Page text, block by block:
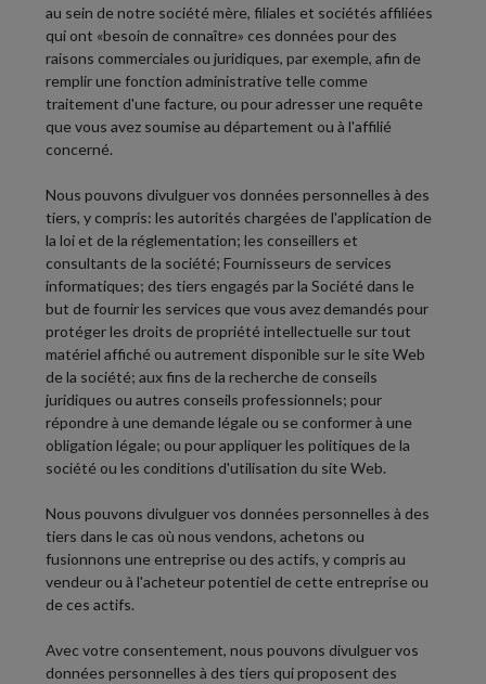
au sein de notre société mère, filiales et sociétés affiliées
qui ont «besoin de connaître» ces données pour des
raisons commerciales ou juridiques, par exemple, afin de
remplir une fonction administrative telle comme
traitement d'une facture, ou pour adresser une requête
que vous avez soumise au département ou à l'affilié
concerné.
Nous pouvons divulguer vos données personnelles à des
tiers, y compris: les autorités chargées de l'application de
la loi et de la réglementation; les conseillers et
consultants de la société; Fournisseurs de services
informatiques; des tiers engagés par la Société dans le
but de fournir les services que vous avez demandés pour
protéger les droits de propriété intellectuelle sur tout
matériel affiché ou autrement disponible sur le site Web
de la société; aux fins de la recherche de conseils
juridiques ou autres conseils professionnels; pour
répondre à une demande légale ou se conformer à une
obligation légale; ou pour appliquer les politiques de la
société ou les conditions d'utilisation du site Web.
Nous pouvons divulguer vos données personnelles à des
tiers dans le cas où nous vendons, achetons ou
fusionnons une entreprise ou des actifs, y compris au
vendeur ou à l'acheteur potentiel de cette entreprise ou
de ces actifs.
Avec votre consentement, nous pouvons divulguer vos
données personnelles à des tiers qui proposent des